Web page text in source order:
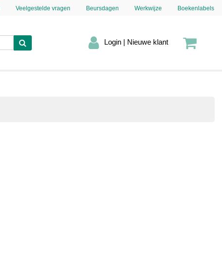
Veelgestelde vragen Beursdagen Werkwijze Boekenlabels
Login | Nieuwe klant